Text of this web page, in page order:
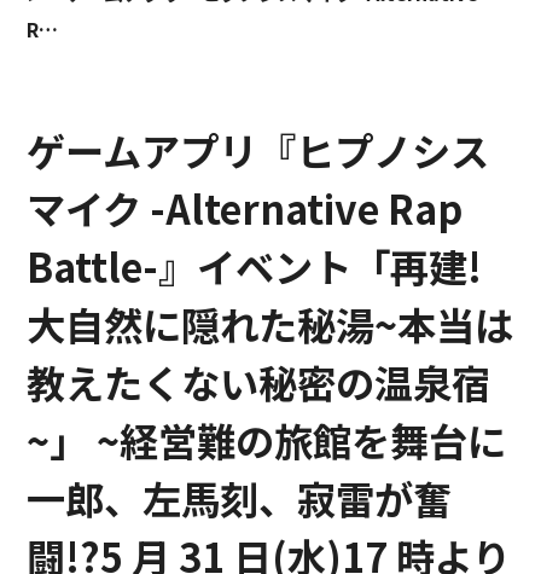
R…
ゲームアプリ『ヒプノシス
マイク -Alternative Rap
Battle-』イベント「再建!
大自然に隠れた秘湯~本当は
教えたくない秘密の温泉宿
~」 ~経営難の旅館を舞台に
一郎、左馬刻、寂雷が奮
闘!?5 月 31 日(水)17 時より